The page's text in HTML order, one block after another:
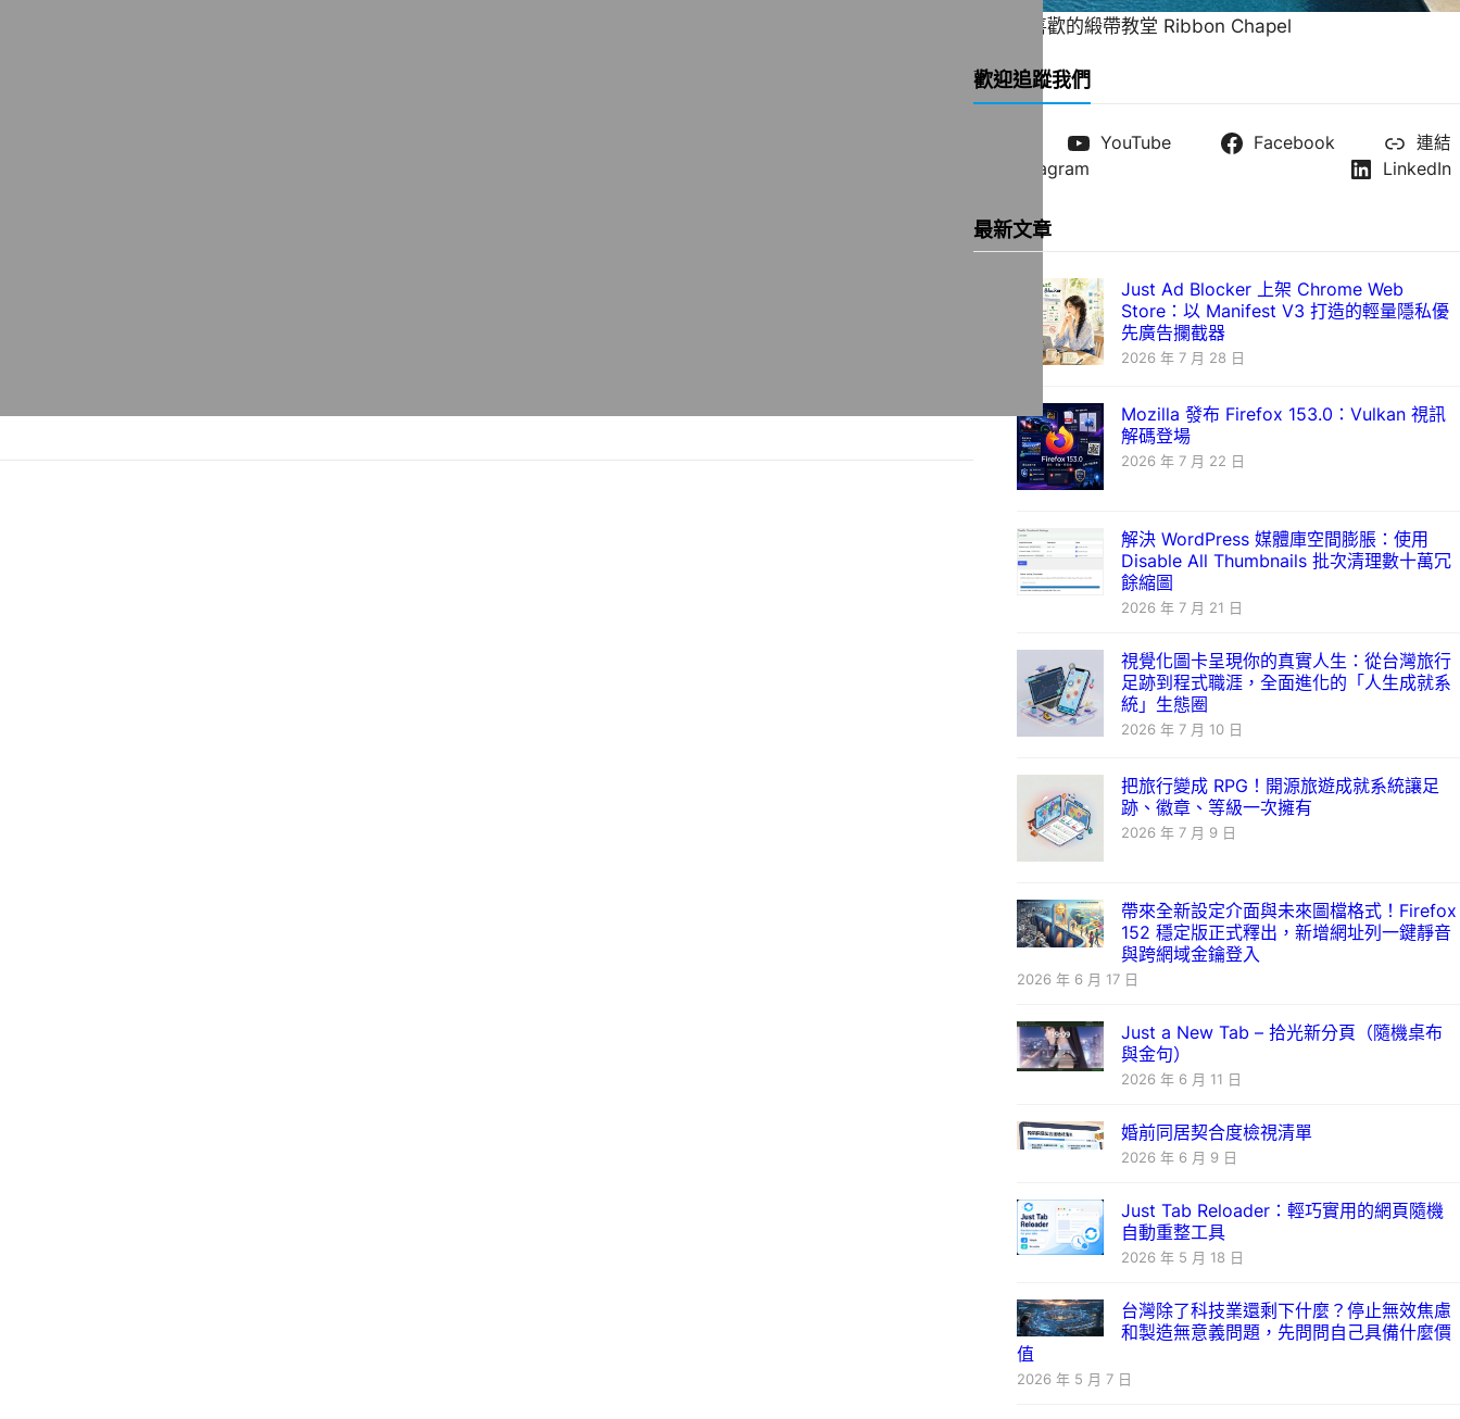
一直很喜歡的緞帶教堂 Ribbon Chapel
歡迎追蹤我們
YouTube Facebook
連結
Instagram
LinkedIn
最新文章
Just Ad Blocker 上架 Chrome Web
Store：以 Manifest V3 打造的輕量隱私優
先廣告攔截器
2026 年 7 月 28 日
Mozilla 發布 Firefox 153.0：Vulkan 視訊
解碼登場
2026 年 7 月 22 日
解決 WordPress 媒體庫空間膨脹：使用
Disable All Thumbnails 批次清理數十萬冗
餘縮圖
2026 年 7 月 21 日
視覺化圖卡呈現你的真實人生：從台灣旅行
足跡到程式職涯，全面進化的「人生成就系
統」生態圈
2026 年 7 月 10 日
把旅行變成 RPG！開源旅遊成就系統讓足
跡、徽章、等級一次擁有
2026 年 7 月 9 日
帶來全新設定介面與未來圖檔格式！Firefox
152 穩定版正式釋出，新增網址列一鍵靜音
與跨網域金鑰登入
2026 年 6 月 17 日
Just a New Tab – 拾光新分頁（隨機桌布
與金句）
2026 年 6 月 11 日
婚前同居契合度檢視清單
2026 年 6 月 9 日
Just Tab Reloader：輕巧實用的網頁隨機
自動重整工具
2026 年 5 月 18 日
台灣除了科技業還剩下什麼？停止無效焦慮
和製造無意義問題，先問問自己具備什麼價
值
2026 年 5 月 7 日